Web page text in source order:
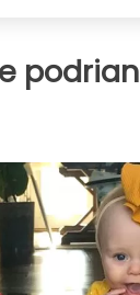
podrian